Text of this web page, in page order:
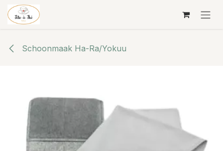
Overslaan naar inhoud
Schoonmaak Ha-Ra/Yokuu